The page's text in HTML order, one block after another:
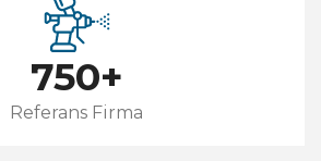
750+
Referans Firma